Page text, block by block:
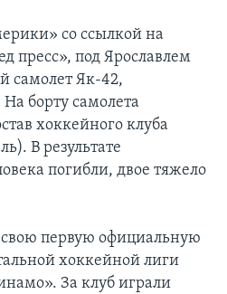
со ссылкой на
пресс», под Ярославлем
самолет Як-42,
борту самолета
хоккейного клуба
В результате
погибли, двое тяжело
первую официальную
хоккейной лиги
За клуб играли